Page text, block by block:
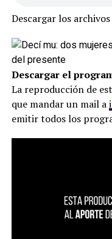
Descargar los
Descargar el
La reproducción de
que mandar un mail a
emitir todos los